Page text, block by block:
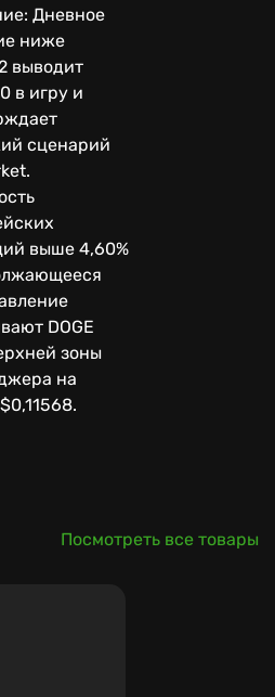
Дневное
ниже
выводит
в игру и
сценарий
выше 4,60%
DOGE
зоны
на
Посмотреть все товары